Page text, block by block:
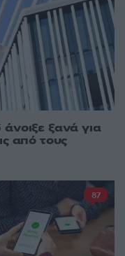
ξανά για
από τους
87